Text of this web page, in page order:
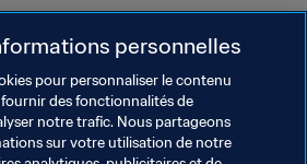
lutte contre
de
personnelles
pour personnaliser le contenu
des fonctionnalités de
notre trafic. Nous partageons
sur votre utilisation de notre